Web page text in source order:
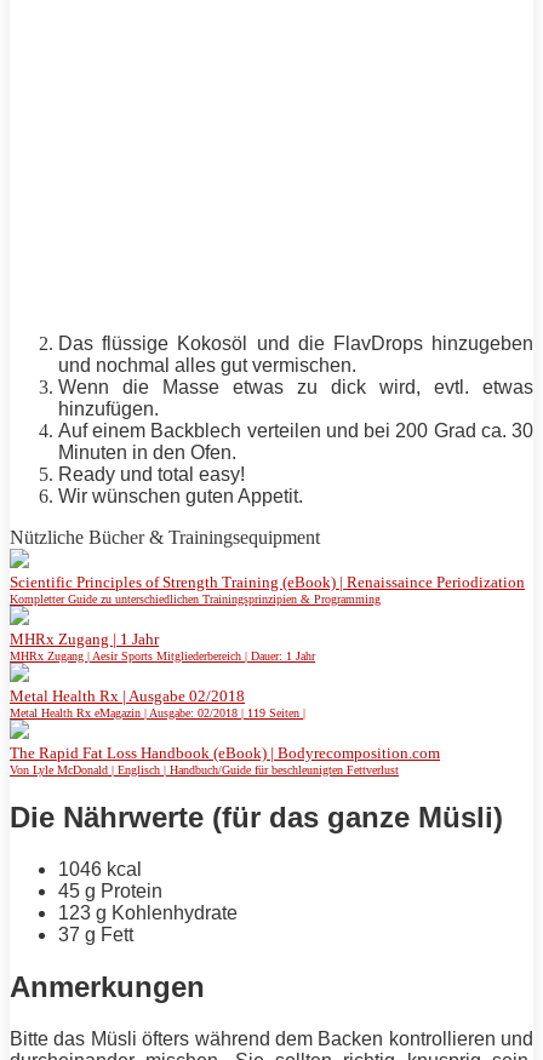
Das flüssige Kokosöl und die FlavDrops hinzugeben
und nochmal alles gut vermischen.
Wenn die
Masse etwas zu dick wird, evtl. etwas
hinzufügen.
Auf einem Backblech verteilen und bei 200 Grad ca. 30
Minuten in den Ofen.
Ready und total easy!
Wir wünschen guten Appetit.
Nützliche Bücher & Trainingsequipment
Scientific Principles of Strength Training (eBook) | Renaissaince Periodization
Kompletter Guide zu unterschiedlichen Trainingsprinzipien & Programming
MHRx Zugang | 1 Jahr
MHRx Zugang | Aesir Sports Mitgliederbereich | Dauer: 1 Jahr
Metal Health Rx | Ausgabe 02/2018
Metal Health Rx eMagazin | Ausgabe: 02/2018 | 119 Seiten |
The Rapid Fat Loss Handbook (eBook) | Bodyrecomposition.com
Von Lyle McDonald | Englisch | Handbuch/Guide für beschleunigten Fettverlust
Die Nährwerte (für das ganze Müsli)
1046 kcal
45 g Protein
123 g Kohlenhydrate
37 g Fett
Anmerkungen
Bitte das Müsli öfters während dem Backen kontrollieren und